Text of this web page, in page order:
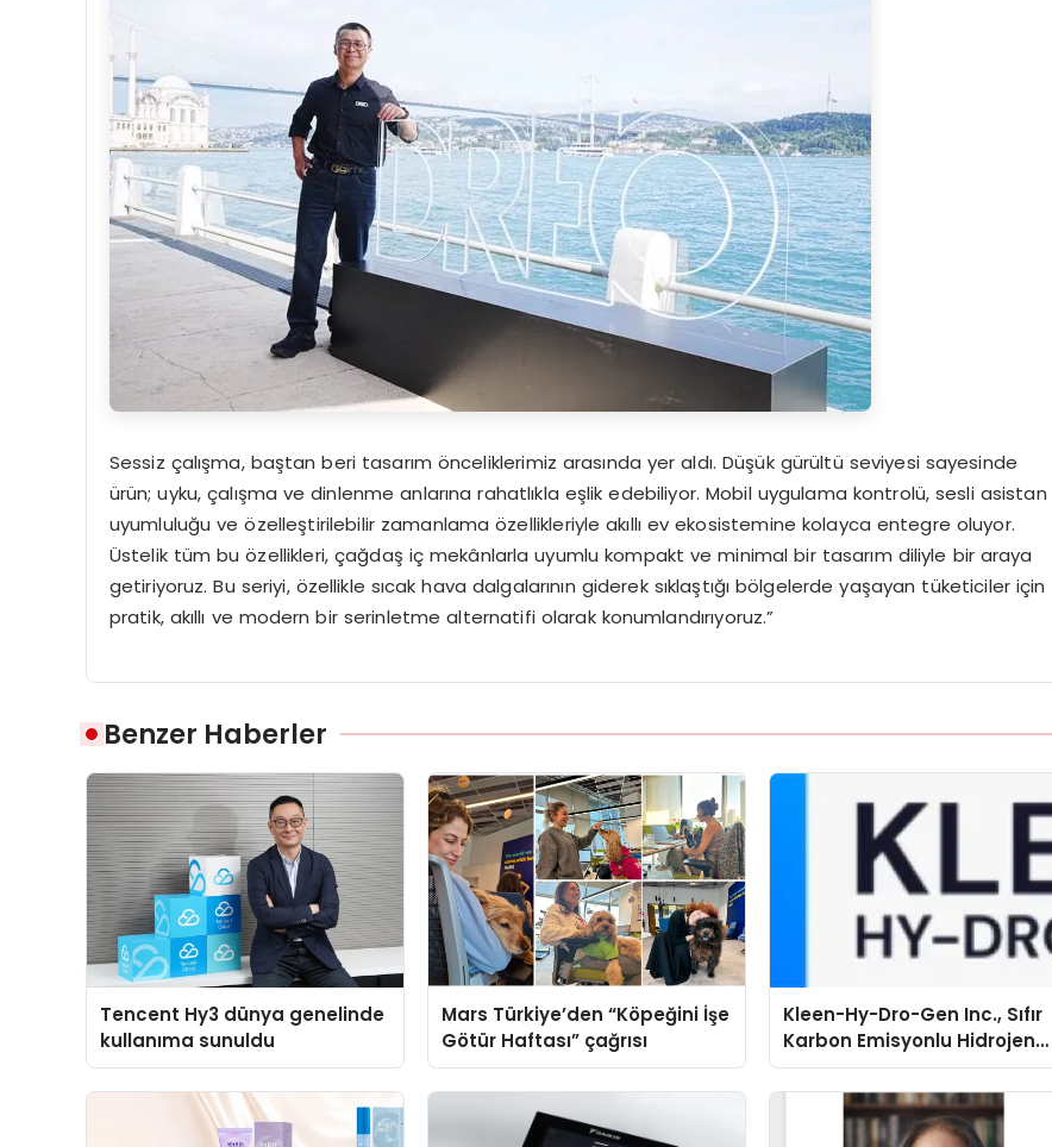
Sessiz çalışma, baştan beri tasarım önceliklerimiz arasında yer aldı. Düşük gürültü seviyesi sayesinde
ürün; uyku, çalışma ve dinlenme anlarına rahatlıkla eşlik edebiliyor. Mobil uygulama kontrolü, sesli asistan
uyumluluğu ve özelleştirilebilir zamanlama özellikleriyle akıllı ev ekosistemine kolayca entegre oluyor.
Üstelik tüm bu özellikleri, çağdaş iç mekânlarla uyumlu kompakt ve minimal bir tasarım diliyle bir araya
getiriyoruz. Bu seriyi, özellikle sıcak hava dalgalarının giderek sıklaştığı bölgelerde yaşayan tüketiciler için
pratik, akıllı ve modern bir serinletme alternatifi olarak konumlandırıyoruz.”
Benzer Haberler
Tencent Hy3 dünya genelinde
kullanıma sunuldu
Mars Türkiye’den “Köpeğini İşe
Götür Haftası” çağrısı
Kleen-Hy-Dro-Gen Inc., Sıfır
Karbon Emisyonlu Hidrojen
Isıtma Teknolojisinde ISO ve
TSSA Düzenleyici Onaylarını